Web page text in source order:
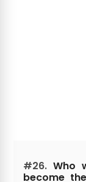
#26. Who
become